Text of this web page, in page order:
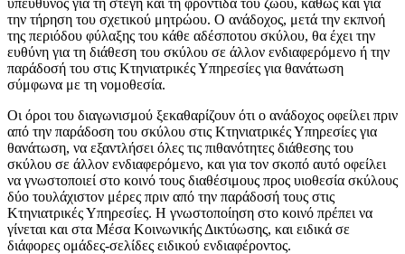
την τήρηση του σχετικού μητρώου. Ο ανάδοχος, μετά την εκπνοή
της περιόδου φύλαξης του κάθε αδέσποτου σκύλου, θα έχει την
ευθύνη για τη διάθεση του σκύλου σε άλλον ενδιαφερόμενο ή την
παράδοσή του στις Κτηνιατρικές Υπηρεσίες για θανάτωση
σύμφωνα με τη νομοθεσία.
Οι όροι του διαγωνισμού ξεκαθαρίζουν ότι ο ανάδοχος οφείλει πριν
από την παράδοση του σκύλου στις Κτηνιατρικές Υπηρεσίες για
θανάτωση, να εξαντλήσει όλες τις πιθανότητες διάθεσης του
σκύλου σε άλλον ενδιαφερόμενο, και για τον σκοπό αυτό οφείλει
να γνωστοποιεί στο κοινό τους διαθέσιμους προς υιοθεσία σκύλους
δύο τουλάχιστον μέρες πριν από την παράδοσή τους στις
Κτηνιατρικές Υπηρεσίες. Η γνωστοποίηση στο κοινό πρέπει να
γίνεται και στα Μέσα Κοινωνικής Δικτύωσης, και ειδικά σε
διάφορες ομάδες-σελίδες ειδικού ενδιαφέροντος.